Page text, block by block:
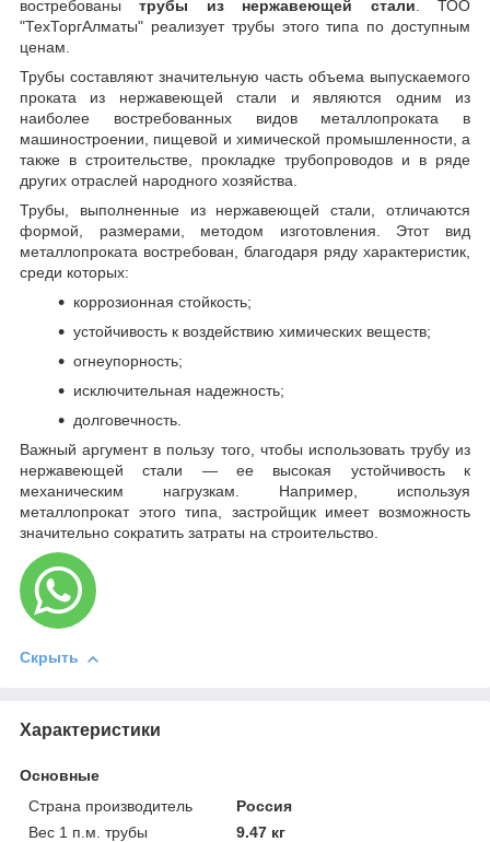
востребованытрубы из нержавеющей стали. ТОО
"ТехТоргАлматы" реализует трубы этого типа по доступным
ценам.
Трубы составляют значительную часть объема выпускаемого
проката из нержавеющей стали и являются одним из
наиболее востребованных видов металлопроката в
машиностроении, пищевой и химической промышленности, а
также в строительстве, прокладке трубопроводов и в ряде
других отраслей народного хозяйства.
Трубы, выполненные из нержавеющей стали, отличаются
формой, размерами, методом изготовления. Этот вид
металлопроката востребован, благодаря ряду характеристик,
среди которых:
коррозионная стойкость;
устойчивость к воздействию химических веществ;
огнеупорность;
исключительная надежность;
долговечность.
Важный аргумент в пользу того, чтобы использовать трубу из
нержавеющей стали — ее высокая устойчивость к
механическим нагрузкам. Например, используя
металлопрокат этого типа, застройщик имеет возможность
значительно сократить затраты на строительство.
Скрыть
Характеристики
Основные
Страна производитель
Россия
Вес 1 п.м. трубы
9.47 кг